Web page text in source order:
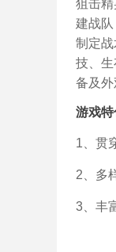
狙击
建战
制定
技、
备及外
游戏特
1、贯
2、多
3、丰